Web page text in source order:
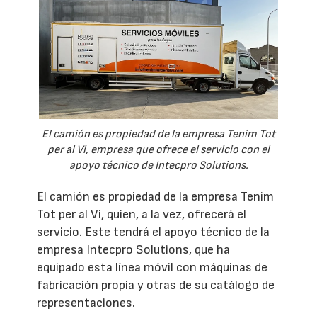
El camión es propiedad de la empresa Tenim Tot
per al Vi, empresa que ofrece el servicio con el
apoyo técnico de Intecpro Solutions.
El camión es propiedad de la empresa Tenim
Tot per al Vi, quien, a la vez, ofrecerá el
servicio. Este tendrá el apoyo técnico de la
empresa Intecpro Solutions, que ha
equipado esta línea móvil con máquinas de
fabricación propia y otras de su catálogo de
representaciones.